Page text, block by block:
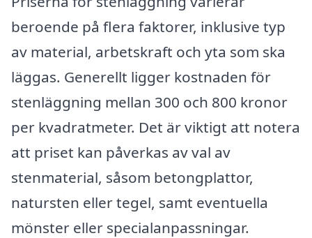
beroende på flera faktorer, inklusive typ
av material, arbetskraft och yta som ska
läggas. Generellt ligger kostnaden för
stenläggning mellan 300 och 800 kronor
per kvadratmeter. Det är viktigt att notera
att priset kan påverkas av val av
stenmaterial, såsom betongplattor,
natursten eller tegel, samt eventuella
mönster eller specialanpassningar.